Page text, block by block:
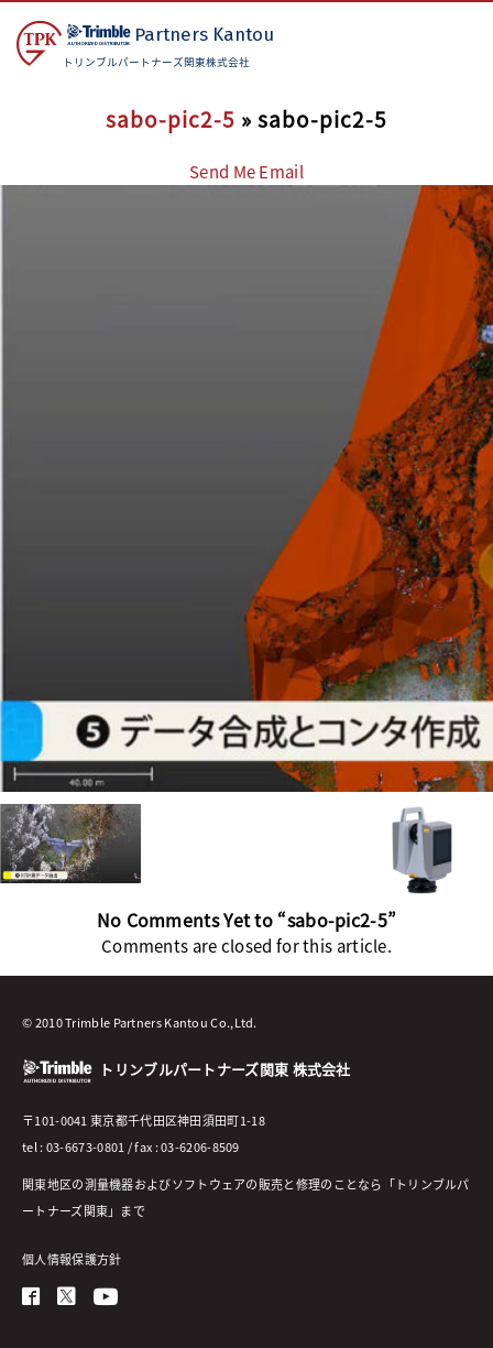
Partners Kantou
トリンブルパートナーズ関東株式会社
sabo-pic2-5 » sabo-pic2-5
Send Me Email
No Comments Yet to “sabo-pic2-5”
Comments are closed for this article.
© 2010 Trimble Partners Kantou Co.,Ltd.
トリンブルパートナーズ関東 株式会社
〒101-0041 東京都千代田区神田須田町1-18
tel : 03-6673-0801 / fax : 03-6206-8509
関東地区の測量機器およびソフトウェアの販売と修理のことなら「トリンブルパ
ートナーズ関東」まで
個人情報保護方針